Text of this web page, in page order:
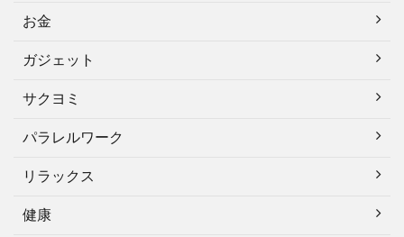
お金
ガジェット
サクヨミ
パラレルワーク
リラックス
健康